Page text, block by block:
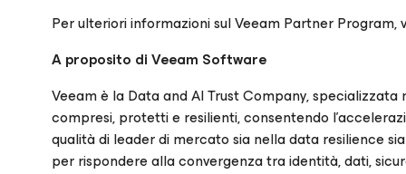
Per ulteriori informazioni sul Veeam Partner Program,
A proposito di Veeam Software
Veeam è la Data and AI Trust Company,
compresi, protetti e resilienti, consentendo
qualità di leader di mercato sia nella data resilience
per rispondere alla convergenza tra identità, dati,